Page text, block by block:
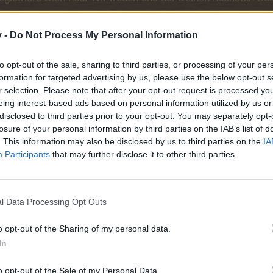
- Do Not Process My Personal Information
opt-out of the sale, sharing to third parties, or processing of your
for targeted advertising by us, please use the below opt-out
selection. Please note that after your opt-out request is processed
interest-based ads based on personal information utilized by us
to third parties prior to your opt-out. You may separately
of your personal information by third parties on the IAB’s list of
This information may also be disclosed by us to third parties on the
Participants that may further disclose it to other third parties.
Data Processing Opt Outs
opt-out of the Sharing of my personal data.
opt-out of the Sale of my Personal Data.
andere Farmer welche wir nie vergesse